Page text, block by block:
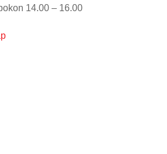
– 16.00